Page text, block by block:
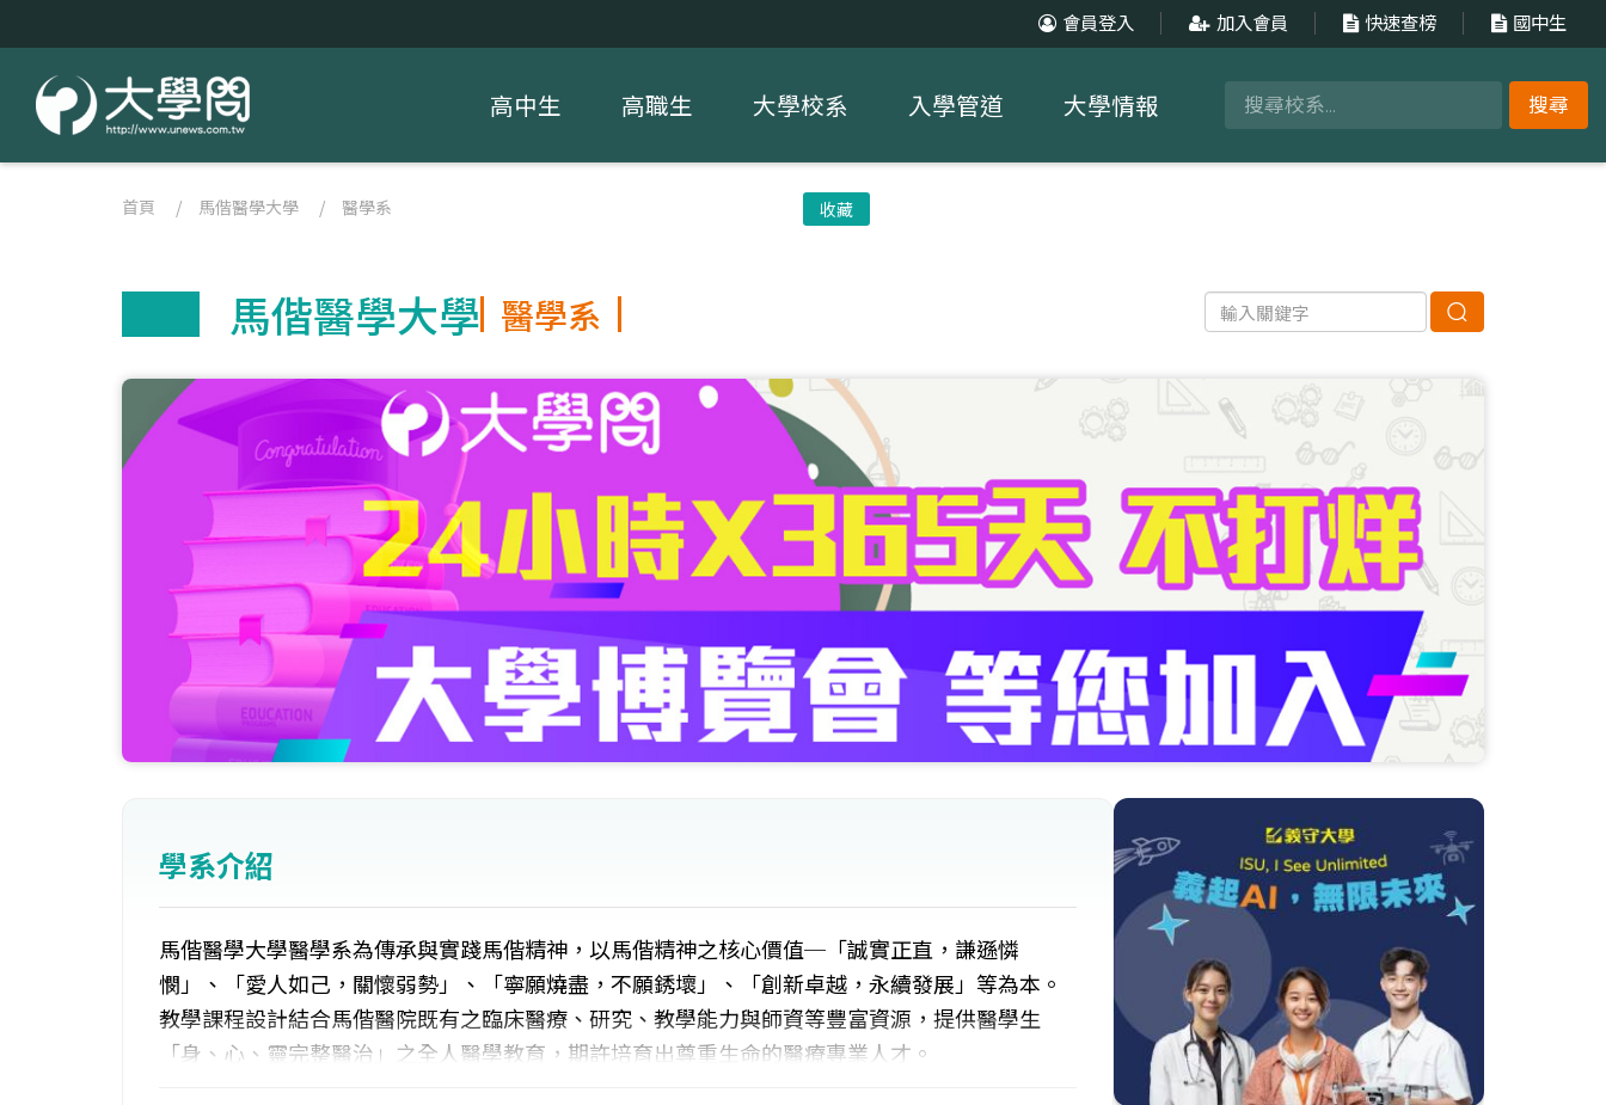
會員登入 加入會員 快速查榜 國中生
搜尋
高中生 高職生 大學校系 入學管道 大學情報
首頁 / 馬偕醫學大學 / 醫學系 收藏
馬偕醫學大學 醫學系
學系介紹
馬偕醫學大學醫學系為傳承與實踐馬偕精神，以馬偕精神之核心價值─「誠實正直，謙遜憐
憫」、「愛人如己，關懷弱勢」、「寧願燒盡，不願銹壞」、「創新卓越，永續發展」等為本。
教學課程設計結合馬偕醫院既有之臨床醫療、研究、教學能力與師資等豐富資源，提供醫學生
「身、心、靈完整醫治」之全人醫學教育，期許培育出尊重生命的醫療專業人才。